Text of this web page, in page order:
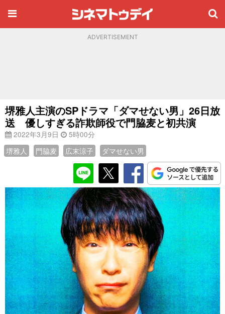
ADVERTISEMENT
堺雅人主演のSPドラマ「ダマせない男」26日放
送 優しすぎる詐欺師役で門脇麦と初共演
2022年3月9日
5時00分
堺雅人
門脇麦 広末涼子 ダマせない男